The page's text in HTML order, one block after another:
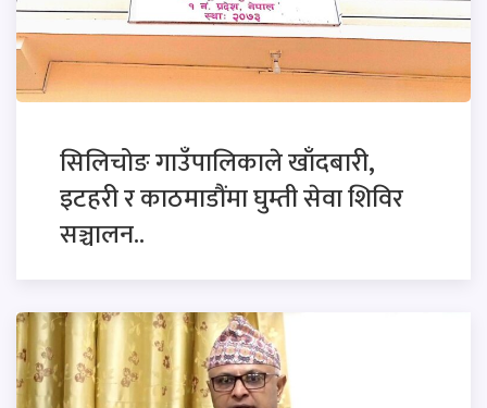
सिलिचोङ गाउँपालिकाले खाँदबारी,
इटहरी र काठमाडौंमा घुम्ती सेवा शिविर
सञ्चालन..